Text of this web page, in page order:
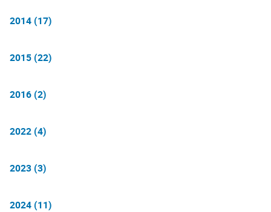
2014 (17)
2015 (22)
2016 (2)
2022 (4)
2023 (3)
2024 (11)